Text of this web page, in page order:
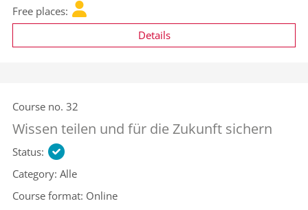
Free places
Details
Course no. 32
Wissen teilen und für die Zukunft sichern
Status
Category Alle
Course format Online